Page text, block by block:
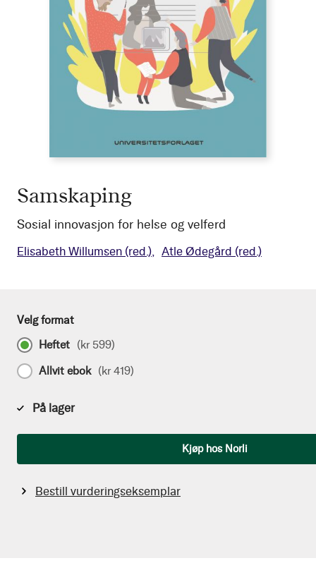
Samskaping
Sosial innovasjon for helse og velferd
Elisabeth Willumsen (red.) Atle Ødegård (red.)
Velg format
Heftet (kr 599)
Allvit ebok (kr 419)
På lager
Kjøp hos Norli
Bestill vurderingseksemplar